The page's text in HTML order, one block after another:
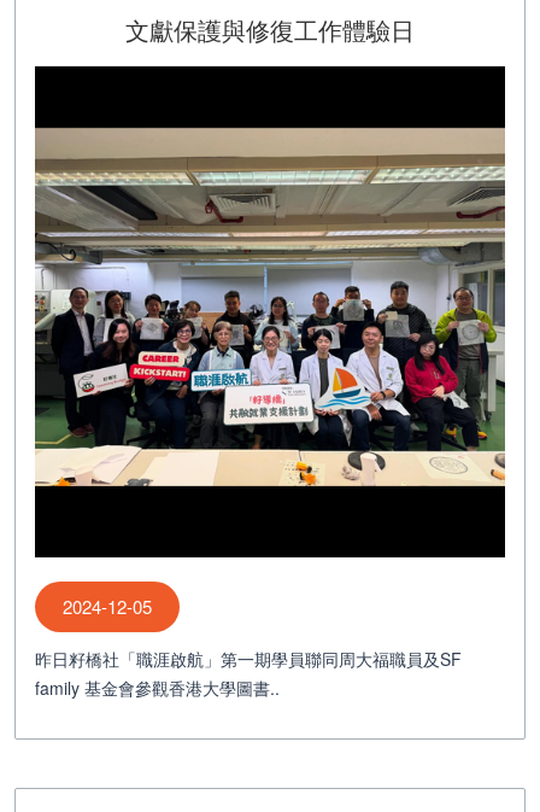
文獻保護與修復工作體驗日
2024-12-05
昨日籽橋社「職涯啟航」第一期學員聯同周大福職員及SF
family 基金會參觀香港大學圖書..